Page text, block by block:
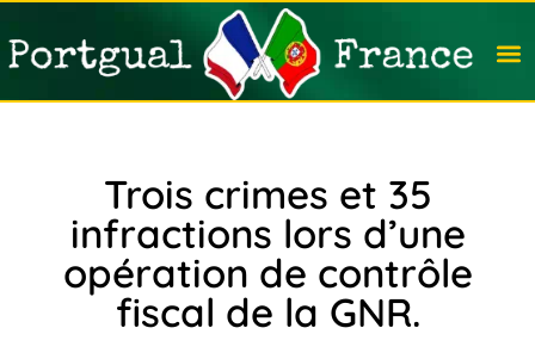
Trois crimes et 35
infractions lors d’une
opération de contrôle
fiscal de la GNR.